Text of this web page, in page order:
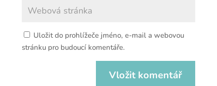
Uložit do prohlížeče jméno, e-mail a webovou
stránku pro budoucí komentáře.